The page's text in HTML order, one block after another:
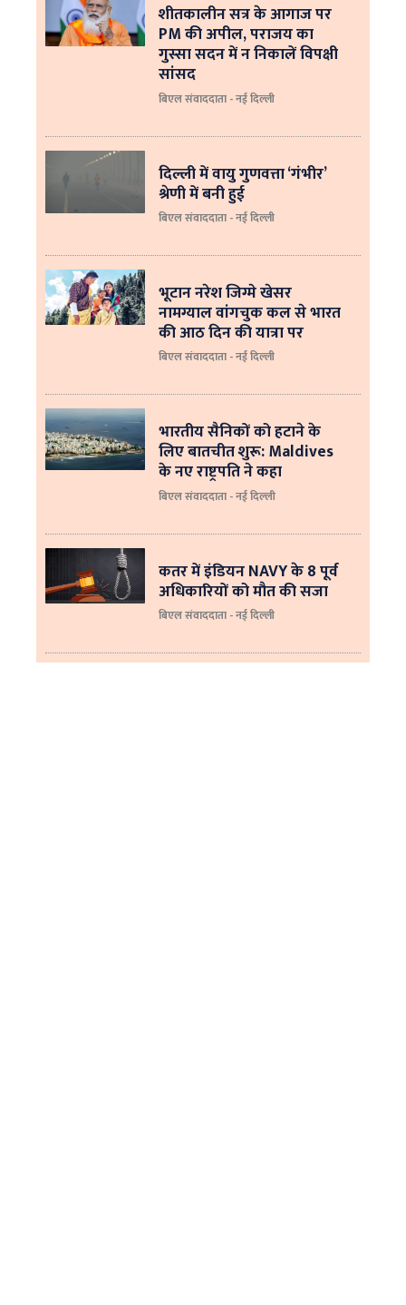
शीतकालीन सत्र के आगाज पर
PM की अपील, पराजय का
गुस्सा सदन में न निकालें विपक्षी
सांसद
बिएल संवाददाता - नई दिल्ली
दिल्ली में वायु गुणवत्ता ‘गंभीर’
श्रेणी में बनी हुई
बिएल संवाददाता - नई दिल्ली
भूटान नरेश जिग्मे खेसर
नामग्याल वांगचुक कल से भारत
की आठ दिन की यात्रा पर
बिएल संवाददाता - नई दिल्ली
भारतीय सैनिकों को हटाने के
लिए बातचीत शुरू: Maldives
के नए राष्ट्रपति ने कहा
बिएल संवाददाता - नई दिल्‍ली
कतर में इंडियन NAVY के 8 पूर्व
अधिकारियों को मौत की सजा
बिएल संवाददाता - नई दिल्ली